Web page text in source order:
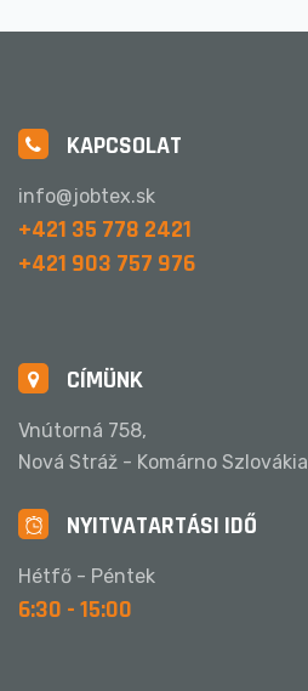
KAPCSOLAT
info@jobtex.sk
+421 35 778 2421
+421 903 757 976
CÍMÜNK
Vnútorná 758,
Nová Stráž - Komárno Szlovákia
NYITVATARTÁSI IDŐ
Hétfő - Péntek
6:30 - 15:00